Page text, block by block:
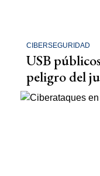
CIBERSEGURIDAD
USB
peligro del